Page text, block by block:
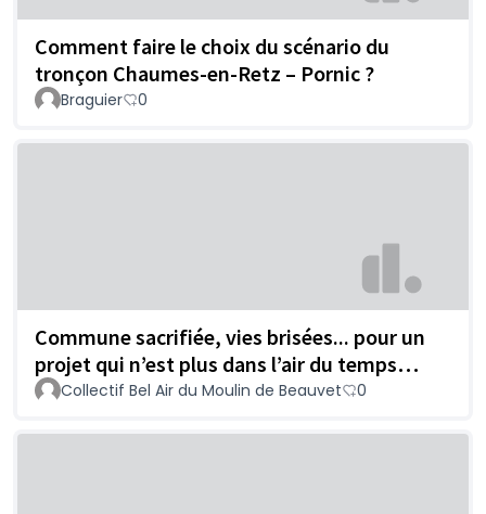
Comment faire le choix du scénario du
tronçon Chaumes-en-Retz – Pornic ?
Braguier 0
Commune sacrifiée, vies brisées... pour un
projet qui n’est plus dans l’air du temps…
Collectif Bel Air du Moulin de Beauvet 0